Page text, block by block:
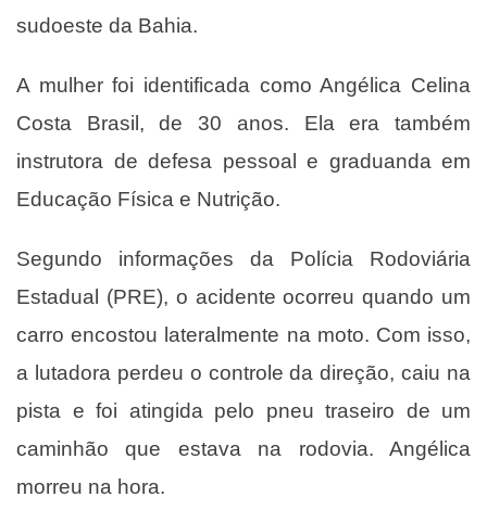
sudoeste da Bahia.
A mulher foi identificada como Angélica Celina
Costa Brasil, de 30 anos. Ela era também
instrutora de defesa pessoal e graduanda em
Educação Física e Nutrição.
Segundo informações da Polícia Rodoviária
Estadual (PRE), o acidente ocorreu quando um
carro encostou lateralmente na moto. Com isso,
a lutadora perdeu o controle da direção, caiu na
pista e foi atingida pelo pneu traseiro de um
caminhão que estava na rodovia. Angélica
morreu na hora.